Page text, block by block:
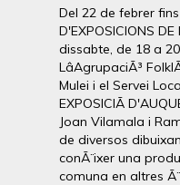
Del 22 de febrer
D'EXPOSICIONS
dissabte, de 18 a
LâAgrupaciÃ³
Mulei i el Servei
EXPOSICIÃ
Joan Vilamala i
de diversos
conÃ¨ixer una
comuna en altres